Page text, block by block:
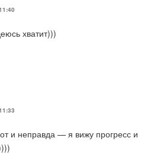
хватит)))
и неправда — я вижу прогресс и